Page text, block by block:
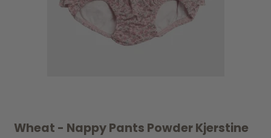
Wheat - Nappy Pants Powder Kjerstine